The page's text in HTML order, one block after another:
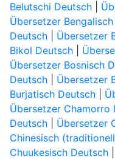
Belutschi Deutsch|
Übersetzer
Deutsch| Übersetzer
Bikol Deutsch|
Übersetzer Bosnisch
Deutsch| Übersetzer
Burjatisch Deutsch|
Übersetzer Chamorro
Deutsch| Übersetzer
Chinesisch
Chuukesisch Deutsch|